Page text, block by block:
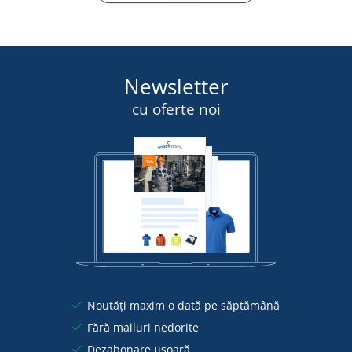
Newsletter
cu oferte noi
Noutăți maxim o dată pe săptămână
Fără mailuri nedorite